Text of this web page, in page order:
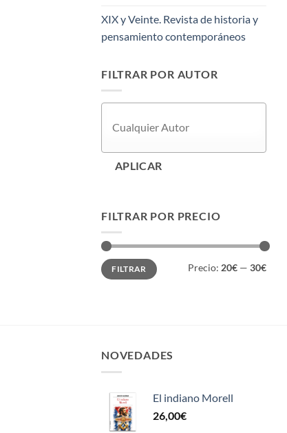
XIX y Veinte. Revista de historia y
pensamiento contemporáneos
FILTRAR POR AUTOR
APLICAR
FILTRAR POR PRECIO
Precio
mínimo
Precio
máximo
FILTRAR Precio: 20€ — 30€
NOVEDADES
El indiano Morell
26,00€